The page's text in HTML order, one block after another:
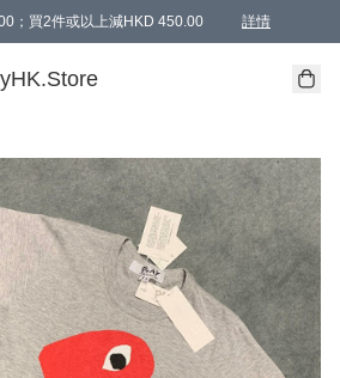
；買2件或以上減HKD 450.00 詳情
（按會員等級）AAPE products, members can
100.00
優惠！（適用於 特定的送貨方式 )